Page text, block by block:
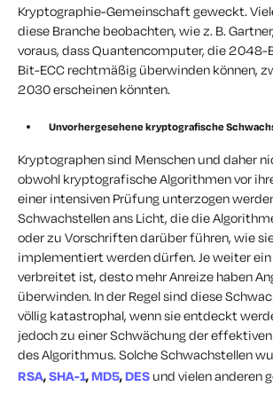
Kryptographie-Gemeinschaft geweckt.
diese Branche beobachten, wie z. B.
voraus, dass Quantencomputer, die 2048-
Bit-ECC rechtmäßig überwinden können,
2030 erscheinen könnten.
Unvorhergesehene kryptografische
Kryptographen sind Menschen und daher
obwohl kryptografische Algorithmen vor
einer intensiven Prüfung unterzogen
Schwachstellen ans Licht, die die
oder zu Vorschriften darüber führen, wie
implementiert werden dürfen. Je weiter
verbreitet ist, desto mehr Anreize haben
überwinden. In der Regel sind diese
völlig katastrophal, wenn sie entdeckt
jedoch zu einer Schwächung der
des Algorithmus. Solche Schwachstellen
RSA,SHA-1,MD5,DES und vielen anderen